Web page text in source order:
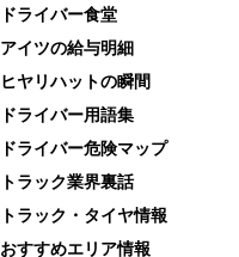
ドライバー食堂
アイツの給与明細
ヒヤリハットの瞬間
ドライバー用語集
ドライバー危険マップ
トラック業界裏話
トラック・タイヤ情報
おすすめエリア情報